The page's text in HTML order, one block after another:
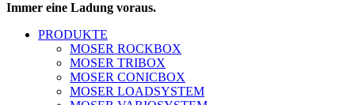
Immer eine Ladung voraus.
PRODUKTE
MOSER ROCKBOX
MOSER TRIBOX
MOSER CONICBOX
MOSER LOADSYSTEM